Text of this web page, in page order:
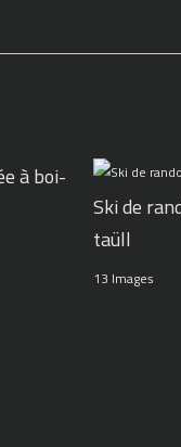
à boi-
Ski de
taüll
13 Images